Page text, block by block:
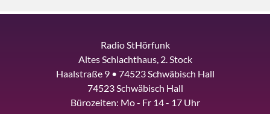
Radio StHörfunk
Altes Schlachthaus, 2. Stock
Haalstraße 9 • 74523 Schwäbisch Hall
74523 Schwäbisch Hall
Bürozeiten: Mo - Fr 14 - 17 Uhr